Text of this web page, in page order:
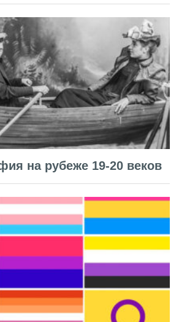
на рубеже 19-20 веков